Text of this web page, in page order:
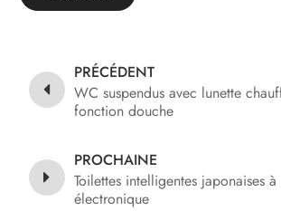
PRÉCÉDENT
WC suspendus avec lunette
fonction douche
PROCHAINE
Toilettes intelligentes japonaises
électronique